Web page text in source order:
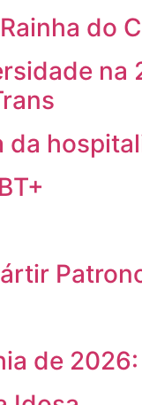
do
na
da
de